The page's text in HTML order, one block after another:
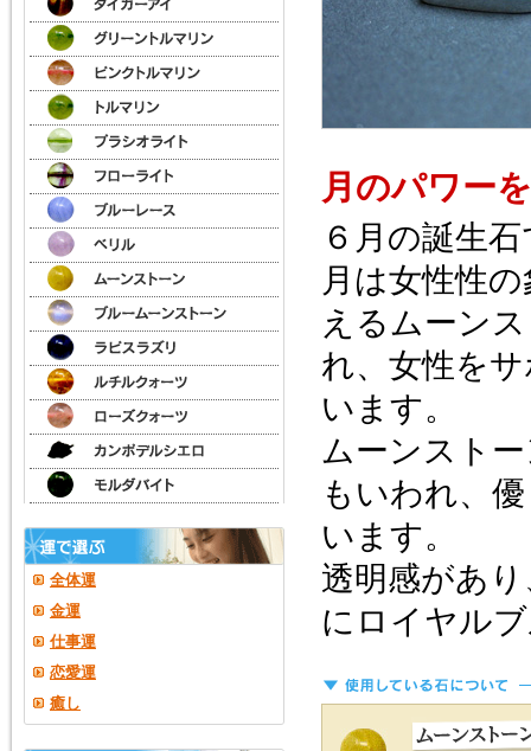
全体運
金運
仕事運
恋愛運
癒し
月のパワー
６月の誕生
月は女性性
えるムーン
れ、女性を
います。
ムーンスト
もいわれ、
います。
透明感があ
にロイヤル